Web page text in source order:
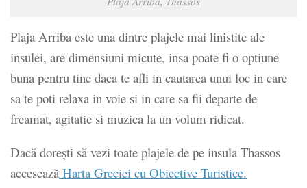
Plaja Arriba este una dintre plajele mai linistite ale
insulei, are dimensiuni micute, insa poate fi o optiune
buna pentru tine daca te afli in cautarea unui loc in care
sa te poti relaxa in voie si in care sa fii departe de
freamat, agitatie si muzica la un volum ridicat.
Dacă dorești să vezi toate plajele de pe insula Thassos
accesează Harta Greciei cu Obiective Turistice.